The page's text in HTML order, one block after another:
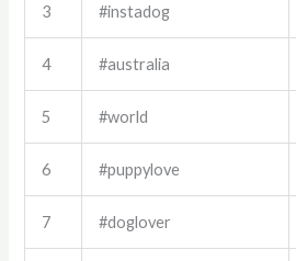
3 #instadog
4 #australia
5 #world
6 #puppylove
7 #doglover